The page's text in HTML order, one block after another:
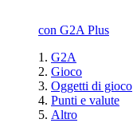
con G2A Plus
G2A
Gioco
Oggetti di gioco
Punti e valute
Altro